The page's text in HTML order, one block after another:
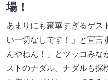
場！
あまりにも豪華すぎるゲス
い一切なしです！」と宣言
んやねん！」とツッコみな
ストのナダル。ナダルも探